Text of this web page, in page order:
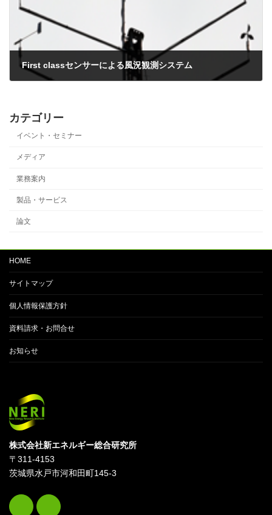
First classセンサーによる風況観測システム
カテゴリー
イベント・セミナー
メディア
業務案内
製品・サービス
論文
HOME
サイトマップ
個人情報保護方針
資料請求・お問合せ
お知らせ
株式会社新エネルギー総合研究所
〒311-4153
茨城県水戸市河和田町145-3